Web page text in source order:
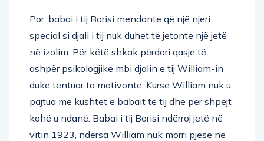
Por, babai i tij Borisi mendonte që një njeri
special si djali i tij nuk duhet të jetonte një jetë
në izolim. Për këtë shkak përdori qasje të
ashpër psikologjike mbi djalin e tij William-in
duke tentuar ta motivonte. Kurse William nuk u
pajtua me kushtet e babait të tij dhe për shpejt
kohë u ndanë. Babai i tij Borisi ndërroj jetë në
vitin 1923, ndërsa William nuk morri pjesë në